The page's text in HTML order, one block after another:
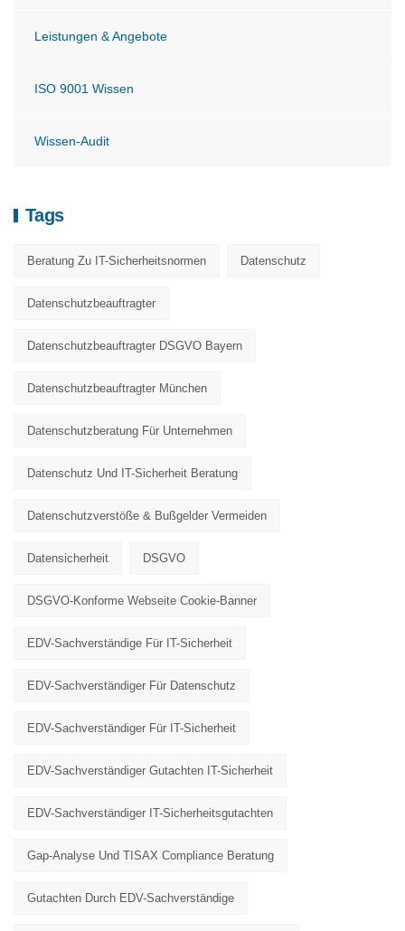
Leistungen & Angebote
ISO 9001 Wissen
Wissen-Audit
Tags
Beratung Zu IT-Sicherheitsnormen Datenschutz
Datenschutzbeauftragter
Datenschutzbeauftragter DSGVO Bayern
Datenschutzbeauftragter München
Datenschutzberatung Für Unternehmen
Datenschutz Und IT-Sicherheit Beratung
Datenschutzverstöße & Bußgelder Vermeiden
Datensicherheit DSGVO
DSGVO-Konforme Webseite Cookie-Banner
EDV-Sachverständige Für IT-Sicherheit
EDV-Sachverständiger Für Datenschutz
EDV-Sachverständiger Für IT-Sicherheit
EDV-Sachverständiger Gutachten IT-Sicherheit
EDV-Sachverständiger IT-Sicherheitsgutachten
Gap-Analyse Und TISAX Compliance Beratung
Gutachten Durch EDV-Sachverständige